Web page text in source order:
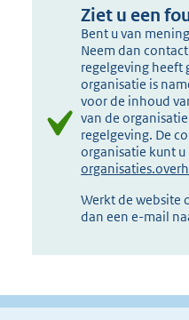
Ziet u een
Bent u van
Neem dan
regelgeving heeft
organisatie is
voor de inhoud
van de
regelgeving. De
organisatie kunt
Werkt de website
dan een e-mail